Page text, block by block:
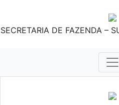
SECRETARIA DE FAZENDA –